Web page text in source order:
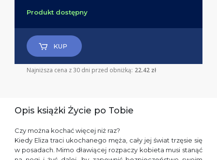
Produkt dostępny
KUP
Najniższa cena z 30 dni przed obniżką: 22.42 zł
Opis książki Życie po Tobie
Czy można kochać więcej niż raz?
Kiedy Eliza traci ukochanego męża, cały jej świat trzęsie się
w posadach. Mimo dławiącej rozpaczy kobieta musi stanąć